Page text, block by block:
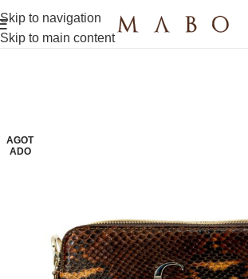
Skip to navigation
Skip to main content
AGOT
ADO